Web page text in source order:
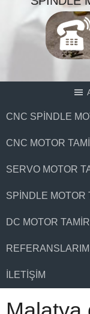
CNC SPINDLE
CNC MOTOR
SERVO MOTOR
SPINDLE MOTOR
DC MOTOR TAMIRI
İLETIŞIM